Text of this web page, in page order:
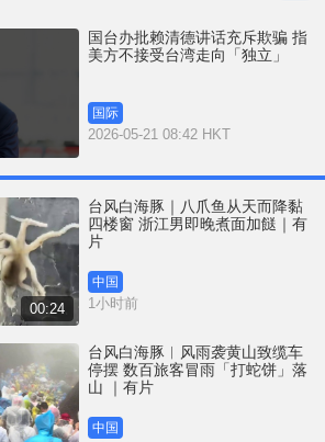
e
国台办批赖清德讲话充斥欺骗 指
美方不接受台湾走向「独立」
国际
2026-05-21 08:42 HKT
00:24
台风白海豚｜八爪鱼从天而降黏
四楼窗 浙江男即晚煮面加餸｜有
片
中国
1小时前
台风白海豚︱风雨袭黄山致缆车
停摆 数百旅客冒雨「打蛇饼」落
山 ｜有片
中国